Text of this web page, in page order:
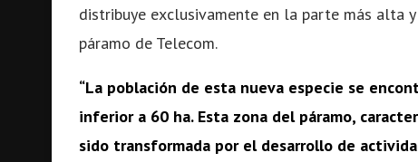
distribuye exclusivamente en la parte más alta
páramo de Telecom.
“La población de esta nueva especie se
inferior a 60 ha. Esta zona del páramo,
sido transformada por el desarrollo de